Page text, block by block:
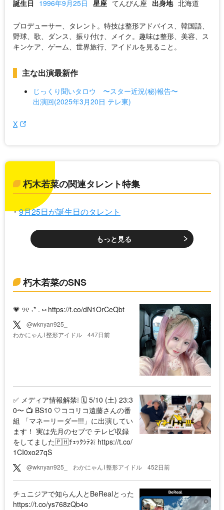
誕生日 1996年9月25日 星座 てんびん座 出身地 北海道
プロデューサー、タレント。特技は整形アドバイス、韓国語、
野球、歌、ダンス、振り付け、メイク。趣味は整形、美容、ス
キンケア、ゲーム、世界旅行、アイドルを見ること。
主な出演最新作
じっくり聞いタロウ 〜スター近況(秘)報告〜
出演回(2025年3月20日 テレ東)
X
朽木若菜の関連タレント特集
9月25日が誕生日のタレント
もっと見る
朽木若菜のSNS
💗 ୨୧ ˖* . ⑅ https://t.co/dN1OrCeQbt
@wknyan925_
わかにゃん⌇整形アイドル
447日前
✅ メディア情報解禁❕ 🗓️ 5/10 (土) 23:3
0〜 📺 BS10 🤍ココリコ遠藤さんの番
組 「マネーリーダー!!!」に出演してい
ます！ 実は先月のセブで テレビ収録
をしてました🇵🇭ﾁｪｯｸｼﾃﾈ❕ https://t.co/
1CI0xo27qS
@wknyan925_ わかにゃん⌇整形アイドル 452日前
チュニジアで知らん人とBeRealとった
https://t.co/ys768zQb4o